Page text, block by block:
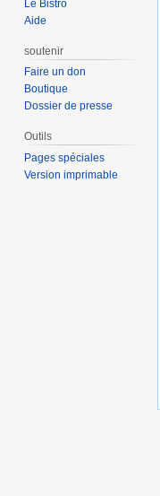
Le Bistro
Aide
soutenir
Faire un don
Boutique
Dossier de presse
Outils
Pages spéciales
Version imprimable